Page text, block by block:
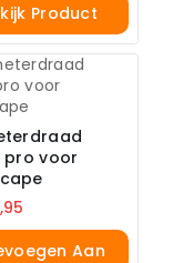
Product
voor
Aan